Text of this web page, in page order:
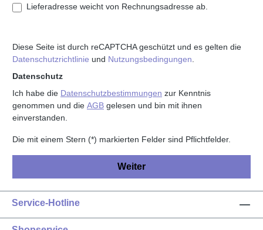
Lieferadresse weicht von Rechnungsadresse ab.
Diese Seite ist durch reCAPTCHA geschützt und es gelten die
Datenschutzrichtlinie und Nutzungsbedingungen
Datenschutz
Ich habe die Datenschutzbestimmungen zur Kenntnis
genommen und die AGB gelesen und bin mit ihnen
einverstanden.
Die mit einem Stern (*) markierten Felder sind Pflichtfelder.
Weiter
Service-Hotline